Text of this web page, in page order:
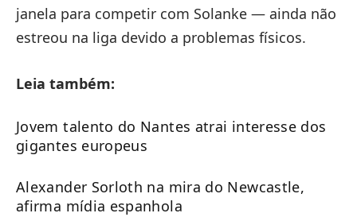
janela para competir com Solanke — ainda não
estreou na liga devido a problemas físicos.
Leia também:
Jovem talento do Nantes atrai interesse dos
gigantes europeus
Alexander Sorloth na mira do Newcastle,
afirma mídia espanhola